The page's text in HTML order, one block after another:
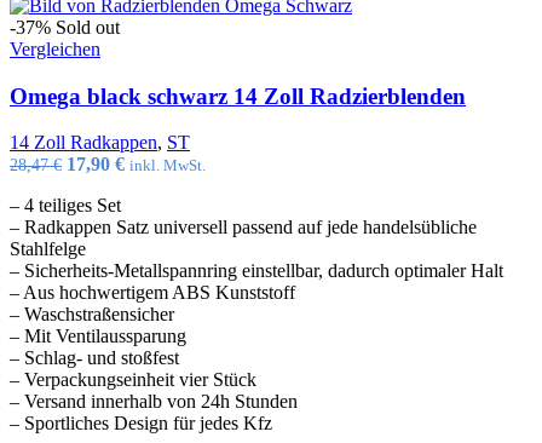
-37% Sold out
Vergleichen
Omega black schwarz 14 Zoll Radzierblenden
14 Zoll Radkappen, ST
28,47€ Ursprünglicher
war:
28,47 €
17,90 €Aktueller
17,90 €.
inkl. MwSt.
– 4 teiliges Set
– Radkappen Satz universell passend auf jede handelsübliche
Stahlfelge
– Sicherheits-Metallspannring einstellbar, dadurch optimaler Halt
– Aus hochwertigem ABS Kunststoff
– Waschstraßensicher
– Mit Ventilaussparung
– Schlag- und stoßfest
– Verpackungseinheit vier Stück
– Versand innerhalb von 24h Stunden
– Sportliches Design für jedes Kfz